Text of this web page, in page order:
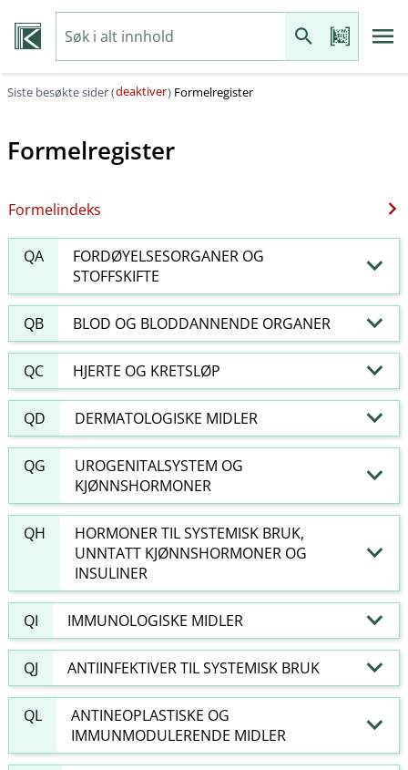
Siste besøkte sider (deaktiver) Formelregister
Formelregister
Formelindeks
QA
FORDØYELSESORGANER OG
STOFFSKIFTE
QB BLOD OG BLODDANNENDE ORGANER
QC HJERTE OG KRETSLØP
QD DERMATOLOGISKE MIDLER
QG
UROGENITALSYSTEM OG
KJØNNSHORMONER
QH
HORMONER TIL SYSTEMISK BRUK,
UNNTATT KJØNNSHORMONER OG
INSULINER
QI IMMUNOLOGISKE MIDLER
QJ ANTIINFEKTIVER TIL SYSTEMISK BRUK
QL
ANTINEOPLASTISKE OG
IMMUNMODULERENDE MIDLER